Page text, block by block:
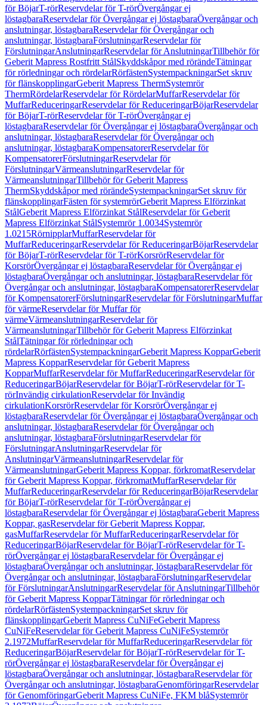
för BöjarT-rörReservdelar för T-rörÖvergångar ej
löstagbaraReservdelar för Övergångar ej löstagbaraÖvergångar och
anslutningar, löstagbaraReservdelar för Övergångar och
anslutningar, löstagbaraFörslutningarReservdelar för
FörslutningarAnslutningarReservdelar för AnslutningarTillbehör för
Geberit Mapress Rostfritt StålSkyddskåpor med rörändeTätningar
för rörledningar och rördelarRörfästenSystempackningarSet skruv
för flänskopplingarGeberit Mapress ThermSystemrör
ThermRördelarReservdelar för RördelarMuffarReservdelar för
MuffarReduceringarReservdelar för ReduceringarBöjarReservdelar
för BöjarT-rörReservdelar för T-rörÖvergångar ej
löstagbaraReservdelar för Övergångar ej löstagbaraÖvergångar och
anslutningar, löstagbaraReservdelar för Övergångar och
anslutningar, löstagbaraKompensatorerReservdelar för
KompensatorerFörslutningarReservdelar för
FörslutningarVärmeanslutningarReservdelar för
VärmeanslutningarTillbehör för Geberit Mapress
ThermSkyddskåpor med rörändeSystempackningarSet skruv för
flänskopplingarFästen för systemrörGeberit Mapress Elförzinkat
StålGeberit Mapress Elförzinkat StålReservdelar för Geberit
Mapress Elförzinkat StålSystemrör 1.0034Systemrör
1.0215RörnipplarMuffarReservdelar för
MuffarReduceringarReservdelar för ReduceringarBöjarReservdelar
för BöjarT-rörReservdelar för T-rörKorsrörReservdelar för
KorsrörÖvergångar ej löstagbaraReservdelar för Övergångar ej
löstagbaraÖvergångar och anslutningar, löstagbaraReservdelar för
Övergångar och anslutningar, löstagbaraKompensatorerReservdelar
för KompensatorerFörslutningarReservdelar för FörslutningarMuffar
för värmeReservdelar för Muffar för
värmeVärmeanslutningarReservdelar för
VärmeanslutningarTillbehör för Geberit Mapress Elförzinkat
StålTätningar för rörledningar och
rördelarRörfästenSystempackningarGeberit Mapress KopparGeberit
Mapress KopparReservdelar för Geberit Mapress
KopparMuffarReservdelar för MuffarReduceringarReservdelar för
ReduceringarBöjarReservdelar för BöjarT-rörReservdelar för T-
rörInvändig cirkulationReservdelar för Invändig
cirkulationKorsrörReservdelar för KorsrörÖvergångar ej
löstagbaraReservdelar för Övergångar ej löstagbaraÖvergångar och
anslutningar, löstagbaraReservdelar för Övergångar och
anslutningar, löstagbaraFörslutningarReservdelar för
FörslutningarAnslutningarReservdelar för
AnslutningarVärmeanslutningarReservdelar för
VärmeanslutningarGeberit Mapress Koppar, förkromatReservdelar
för Geberit Mapress Koppar, förkromatMuffarReservdelar för
MuffarReduceringarReservdelar för ReduceringarBöjarReservdelar
för BöjarT-rörReservdelar för T-rörÖvergångar ej
löstagbaraReservdelar för Övergångar ej löstagbaraGeberit Mapress
Koppar, gasReservdelar för Geberit Mapress Koppar,
gasMuffarReservdelar för MuffarReduceringarReservdelar för
ReduceringarBöjarReservdelar för BöjarT-rörReservdelar för T-
rörÖvergångar ej löstagbaraReservdelar för Övergångar ej
löstagbaraÖvergångar och anslutningar, löstagbaraReservdelar för
Övergångar och anslutningar, löstagbaraFörslutningarReservdelar
för FörslutningarAnslutningarReservdelar för AnslutningarTillbehör
för Geberit Mapress KopparTätningar för rörledningar och
rördelarRörfästenSystempackningarSet skruv för
flänskopplingarGeberit Mapress CuNiFeGeberit Mapress
CuNiFeReservdelar för Geberit Mapress CuNiFeSystemrör
2.1972MuffarReservdelar för MuffarReduceringarReservdelar för
ReduceringarBöjarReservdelar för BöjarT-rörReservdelar för T-
rörÖvergångar ej löstagbaraReservdelar för Övergångar ej
löstagbaraÖvergångar och anslutningar, löstagbaraReservdelar för
Övergångar och anslutningar, löstagbaraGenomföringarReservdelar
för GenomföringarGeberit Mapress CuNiFe, FKM blåSystemrör